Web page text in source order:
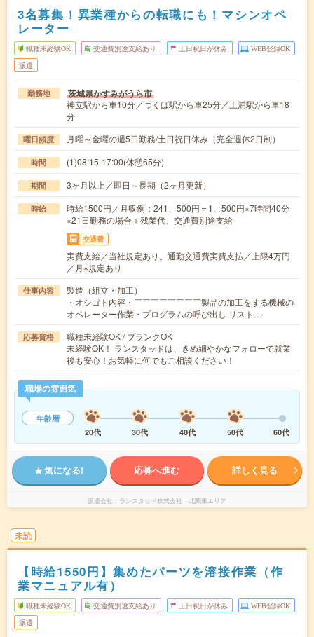
3名募集！異業種からの転職にも！マシンオペ
レーター
職種未経験OK 交通費別途支給あり 土日祝日が休み WEB登録OK
派遣
勤務地 茨城県かすみがうら市
神立駅から車10分／つくば駅から車25分／土浦駅から車18
分
曜日頻度 月曜～金曜の週5日勤務/土日祝日休み（完全週休2日制）
時間 (1)08:15-17:00(休憩65分)
期間 3ヶ月以上／即日～長期（2ヶ月更新）
時給
時給1500円／月収例：241、500円＝1、500円×7時間40分
×21日勤務の場合＋残業代、交通費別途支給
交通費
実費支給／当社規定あり。通勤交通費実費支払／上限4万円
／月※規定あり
仕事内容
製造（組立・加工）
・オシゴト内容・￣￣￣￣￣￣￣￣製品の加工をする機械の
オペレーター作業・プログラムの呼び出し リスト…
応募資格
職種未経験OK / ブランクOK
未経験OK！ ランスタッドは、きめ細やかなフォローで就業
後も安心！お気軽に何でもご相談ください！
職場の雰囲気
年齢層
20代
30代 40代 50代 60代
気になる! 応募へ進む 詳しく見る
派遣会社 ランスタッド株式会社 北関東エリア
未読
【時給1550円】集めたパーツを溶接作業（作
業マニュアル有）
職種未経験OK 交通費別途支給あり 土日祝日が休み WEB登録OK
派遣